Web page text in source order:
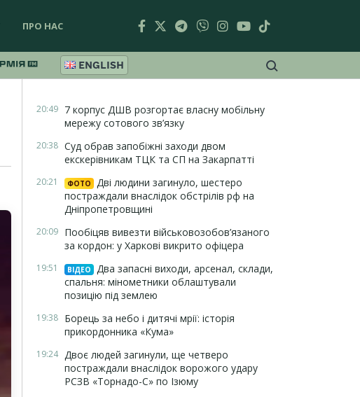
ПРО НАС
ENGLISH
20:49 7 корпус ДШВ розгортає власну мобільну
мережу сотового зв’язку
20:38 Суд обрав запобіжні заходи двом
екскерівникам ТЦК та СП на Закарпатті
20:21 ФОТО
Дві людини загинуло, шестеро
постраждали внаслідок обстрілів рф на
Дніпропетровщині
20:09 Пообіцяв вивезти військовозобов’язаного
за кордон: у Харкові викрито офіцера
19:51 ВІДЕО
Два запасні виходи, арсенал, склади,
спальня: мінометники облаштували
позицію під землею
19:38 Борець за небо і дитячі мрії: історія
прикордонника «Кума»
19:24 Двоє людей загинули, ще четверо
постраждали внаслідок ворожого удару
РСЗВ «Торнадо-С» по Ізюму